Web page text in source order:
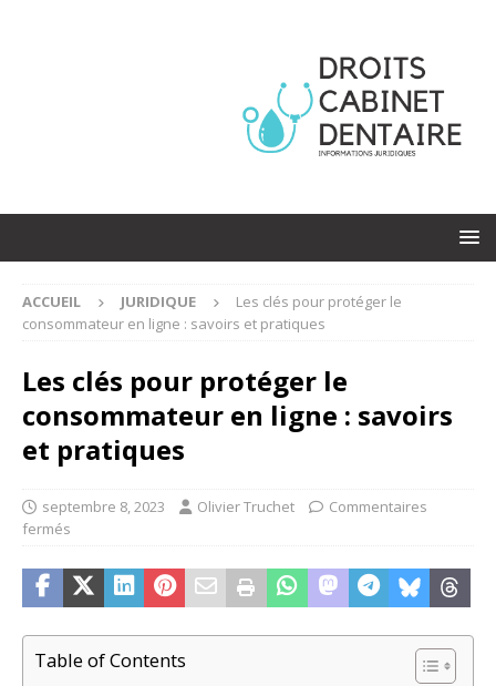
ACCUEIL JURIDIQUE
Les clés pour protéger le
consommateur en ligne : savoirs et pratiques
Les clés pour protéger le
consommateur en ligne : savoirs
et pratiques
septembre 8, 2023 Olivier Truchet
Commentaires
fermés
Table of Contents